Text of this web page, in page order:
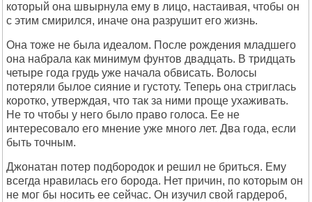
который она швырнула ему в лицо, настаивая, чтобы он
с этим смирился, иначе она разрушит его жизнь.
Она тоже не была идеалом. После рождения младшего
она набрала как минимум фунтов двадцать. В тридцать
четыре года грудь уже начала обвисать. Волосы
потеряли былое сияние и густоту. Теперь она стриглась
коротко, утверждая, что так за ними проще ухаживать.
Не то чтобы у него было право голоса. Ее не
интересовало его мнение уже много лет. Два года, если
быть точным.
Джонатан потер подбородок и решил не бриться. Ему
всегда нравилась его борода. Нет причин, по которым он
не мог бы носить ее сейчас. Он изучил свой гардероб,